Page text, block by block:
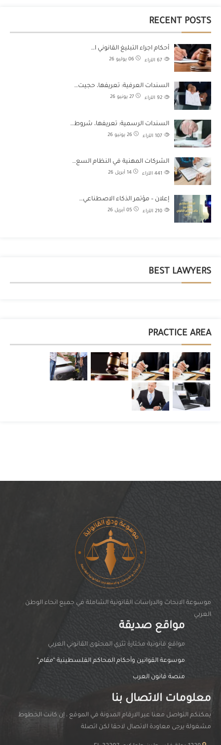
RECENT POSTS
أحكام اجراء التبليغ القانوني ا…
06 يوليو 26 الآراء
السندات العرفية: تعريفها، حجيت…
27 يونيو 26 الآراء
السندات الرسمية: تعريفها، شروط…
26 يونيو 26 الآراء
الشركات المهنية في النظام السع…
14 أبريل 26 الآراء
إعلان – مؤتمر الذكاء الاصطناعي…
05 أبريل 26 الآراء
BEST LAWYERS
PRACTICE AREA
موسوعة الابحاث والدراسات القانونية الشاملة في جميع انحاء الوطن
العربي
مواقع صديقة
مواقغ قانونية مختارة تثري المحتوى القانوني العربي
موسوعة القوانين وأحكام المحاكم الفلسطينية “مقام“
منصة قانون العرب
معلومات الاتصال بنا
يمكنكم التواصل معنا عبر الارقام المدونة في الموقع ، إن كانت الخطوط
مشغولة يرجى معاودة الاتصال لاحقا لكن اتصلة